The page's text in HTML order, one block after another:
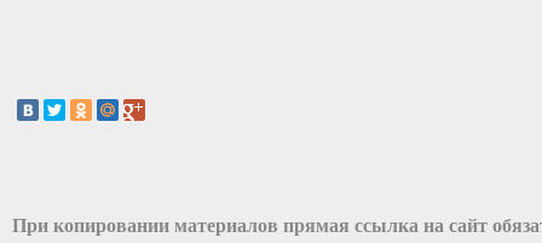
При копировании материалов прямая ссылка на сайт